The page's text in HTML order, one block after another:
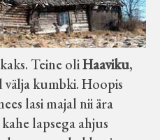
Teine oliHaaviku,
kumbki. Hoopis
lasi majal nii ära
lapsega ahjus